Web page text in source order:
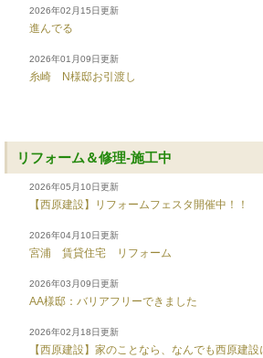
2026年02月15日更新
進んでる
2026年01月09日更新
糸崎 N様邸お引渡し
リフォーム＆修理-施工中
2026年05月10日更新
【西原建設】リフォームフェスタ開催中！！
2026年04月10日更新
宮浦 賃貸住宅 リフォーム
2026年03月09日更新
AA様邸：バリアフリーできました
2026年02月18日更新
【西原建設】家のことなら、なんでも西原建